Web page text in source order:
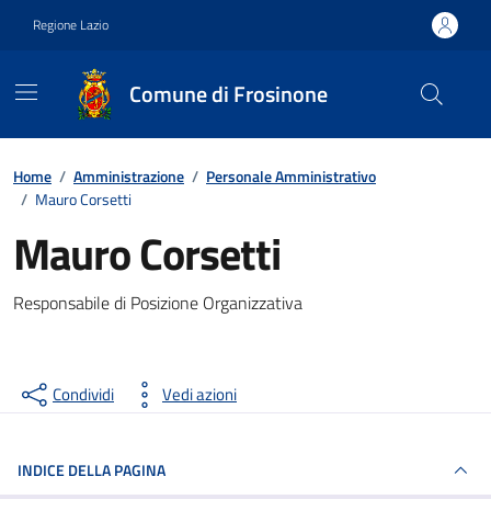
Regione Lazio
Comune di Frosinone
Contenuti in evidenza
Home / Amministrazione / Personale Amministrativo
/ Mauro Corsetti
Mauro Corsetti
Responsabile di Posizione Organizzativa
Condividi Vedi azioni
INDICE DELLA PAGINA